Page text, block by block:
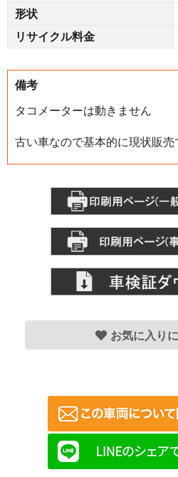
形状
リサイクル料金
備考
タコメーターは動きません
古い車なので基本的に現状販売
お気に入り